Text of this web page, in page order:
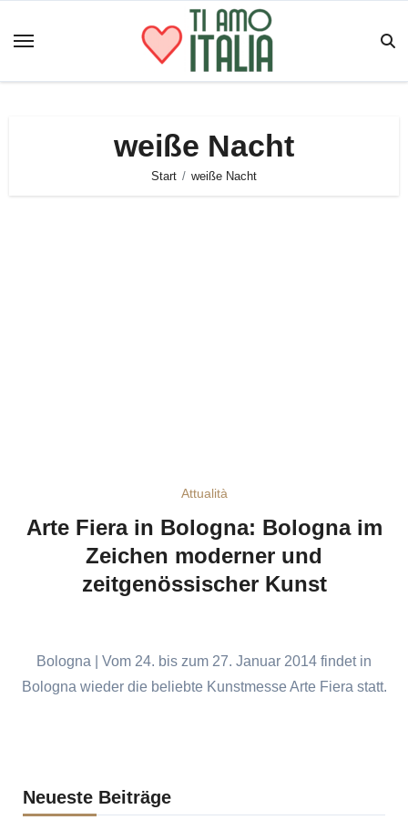
Inhalt
weiße Nacht
Start weiße Nacht
Attualità
Arte Fiera in Bologna: Bologna im
Zeichen moderner und
zeitgenössischer Kunst
Bologna | Vom 24. bis zum 27. Januar 2014 findet in
Bologna wieder die beliebte Kunstmesse Arte Fiera statt.
Neueste Beiträge